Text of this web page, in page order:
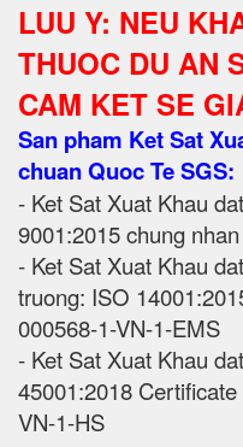
LUU Y: NEU
THUOC DU AN
CAM KET SE
San pham Ket Sat
chuan Quoc Te SGS:
- Ket Sat Xuat Khau
9001:2015 chung
- Ket Sat Xuat Khau
truong: ISO
000568-1-VN-1-EMS
- Ket Sat Xuat Khau
45001:2018
VN-1-HS